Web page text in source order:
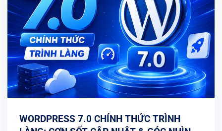
WORDPRESS 7.0 CHÍNH THỨC TRÌNH